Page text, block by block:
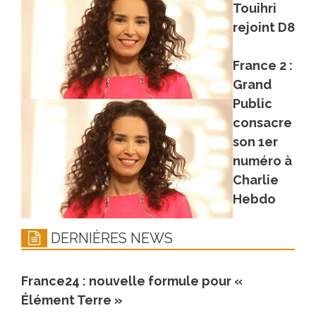
Touihri
rejoint D8
France 2 :
Grand
Public
consacre
son 1er
numéro à
Charlie
Hebdo
DERNIÈRES NEWS
France24 : nouvelle formule pour «
Élément Terre »